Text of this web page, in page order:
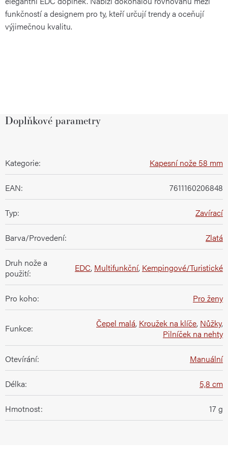
funkčností a designem pro ty, kteří určují trendy a oceňují
výjimečnou kvalitu.
Doplňkové parametry
Kategorie: Kapesní nože 58 mm
EAN: 7611160206848
Typ: Zavírací
Barva/Provedení: Zlatá
Druh nože a
použití: EDC, Multifunkční, Kempingové/Turistické
Pro koho: Pro ženy
Funkce: Čepel malá, Kroužek na klíče, Nůžky,
Pilníček na nehty
Otevírání: Manuální
Délka: 5,8 cm
Hmotnost: 17 g